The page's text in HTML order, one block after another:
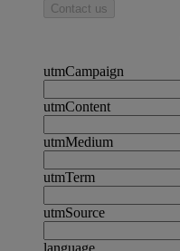
Contact us
utmCampaign
utmContent
utmMedium
utmTerm
utmSource
language